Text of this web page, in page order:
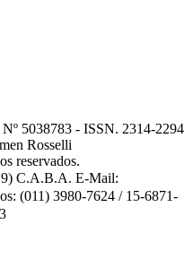
5038783 - ISSN. 2314-2294
Rosselli
reservados.
C.A.B.A. E-Mail:
(011) 3980-7624 / 15-6871-